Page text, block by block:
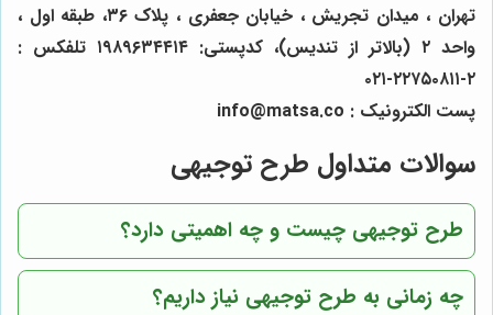
تهران ، میدان تجریش ، خیابان جعفری ، پلاک ۳۶، طبقه اول ،
واحد ۲ (بالاتر از تندیس)، کدپستی: ۱۹۸۹۶۳۴۴۱۴ تلفکس :
۲-۲۲۷۵۰۸۱۱-۰۲۱
پست الکترونیک : info@matsa.co
سوالات متداول طرح توجیهی
طرح توجیهی چیست و چه اهمیتی دارد؟
چه زمانی به طرح توجیهی نیاز داریم؟